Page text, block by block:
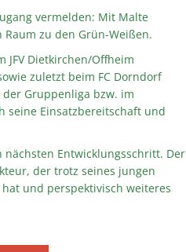
vermelden: Mit Malte
zu den Grün-Weißen.
Dietkirchen/Offheim
zuletzt beim FC Dorndorf
Gruppenliga bzw. im
seine Einsatzbereitschaft und
nächsten Entwicklungsschritt. Der
der trotz seines jungen
und perspektivisch weiteres